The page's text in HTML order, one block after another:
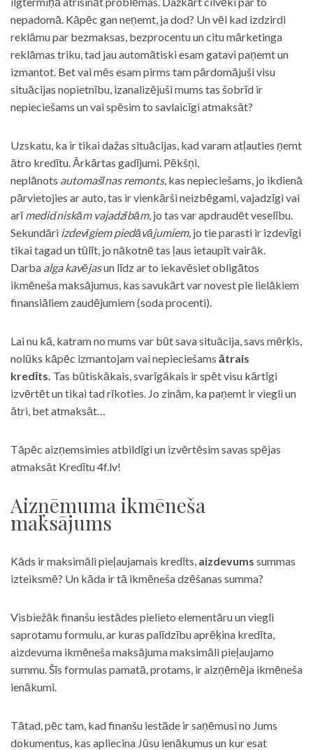
nepadomā. Kāpēc gan neņemt, ja dod? Un vēl kad izdzirdi
reklāmu par bezmaksas, bezprocentu un citu mārketinga
reklāmas triku, tad jau automātiski esam gatavi paņemt un
izmantot. Bet vai mēs esam pirms tam pārdomājuši visu
situācijas nopietnību, izanalizējuši mums tas šobrīd ir
nepieciešams un vai spēsim to savlaicīgi atmaksāt?
Uzskatu, ka ir tikai dažas situācijas, kad varam atļauties ņemt
ātro kredītu. Ārkārtas gadījumi. Pēkšņi,
neplānots automašīnas remonts, kas nepieciešams, jo ikdienā
pārvietojies ar auto, tas ir vienkārši neizbēgami, vajadzīgi vai
arīmedicīniskām vajadzībām, jo tas var apdraudēt veselību.
Sekundāri izdevīgiem piedāvājumiem, jo tie parasti ir izdevīgi
tikai tagad un tūlīt, jo nākotnē tas ļaus ietaupīt vairāk.
Darba alga kavējasun līdz ar to iekavēsiet obligātos
ikmēneša maksājumus, kas savukārt var novest pie lielākiem
finansiāliem zaudējumiem (soda procenti).
Lai nu kā, katram no mums var būt sava situācija, savs mērķis,
nolūks kāpēc izmantojam vai nepieciešams ātrais
kredīts. Tas būtiskākais, svarīgākais ir spēt visu kārtīgi
izvērtēt un tikai tad rīkoties. Jo zinām, ka paņemt ir viegli un
ātri, bet atmaksāt…
Tāpēc aizņemsimies atbildīgi un izvērtēsim savas spējas
atmaksāt Kredītu 4f.lv!
Aizņēmuma ikmēneša
maksājums
Kāds ir maksimāli pieļaujamais kredīts, aizdevums summas
izteiksmē? Un kāda ir tā ikmēneša dzēšanas summa?
Visbiežāk finanšu iestādes pielieto elementāru un viegli
saprotamu formulu, ar kuras palīdzību aprēķina kredīta,
aizdevuma ikmēneša maksājuma maksimāli pieļaujamo
summu. Šīs formulas pamatā, protams, ir aizņēmēja ikmēneša
ienākumi.
Tātad, pēc tam, kad finanšu iestāde ir saņēmusi no Jums
dokumentus, kas apliecina Jūsu ienākumus un kur esat